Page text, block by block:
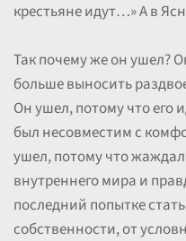
крестьяне идут…» А в
Так почему же он ушел?
больше выносить
Он ушел, потому что его
был несовместим с
ушел, потому что
внутреннего мира и
последний попытке
собственности, от